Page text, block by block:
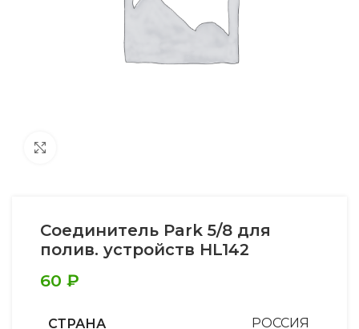
Соединитель Park 5/8 для
полив. устройств HL142
60 ₽
СТРАНА РОССИЯ